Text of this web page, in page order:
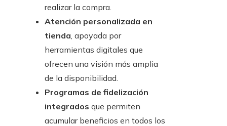
realizar la compra.
Atención personalizada en
tienda, apoyada por
herramientas digitales que
ofrecen una visión más amplia
de la disponibilidad.
Programas de fidelización
integrados que permiten
acumular beneficios en todos los